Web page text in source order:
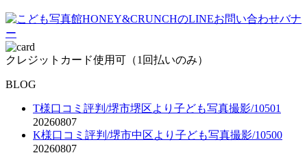
クレジットカード使用可（1回払いのみ）
BLOG
T様口コミ評判/堺市堺区より子ども写真撮影/10501
20260807
K様口コミ評判/堺市中区より子ども写真撮影/10500
20260807